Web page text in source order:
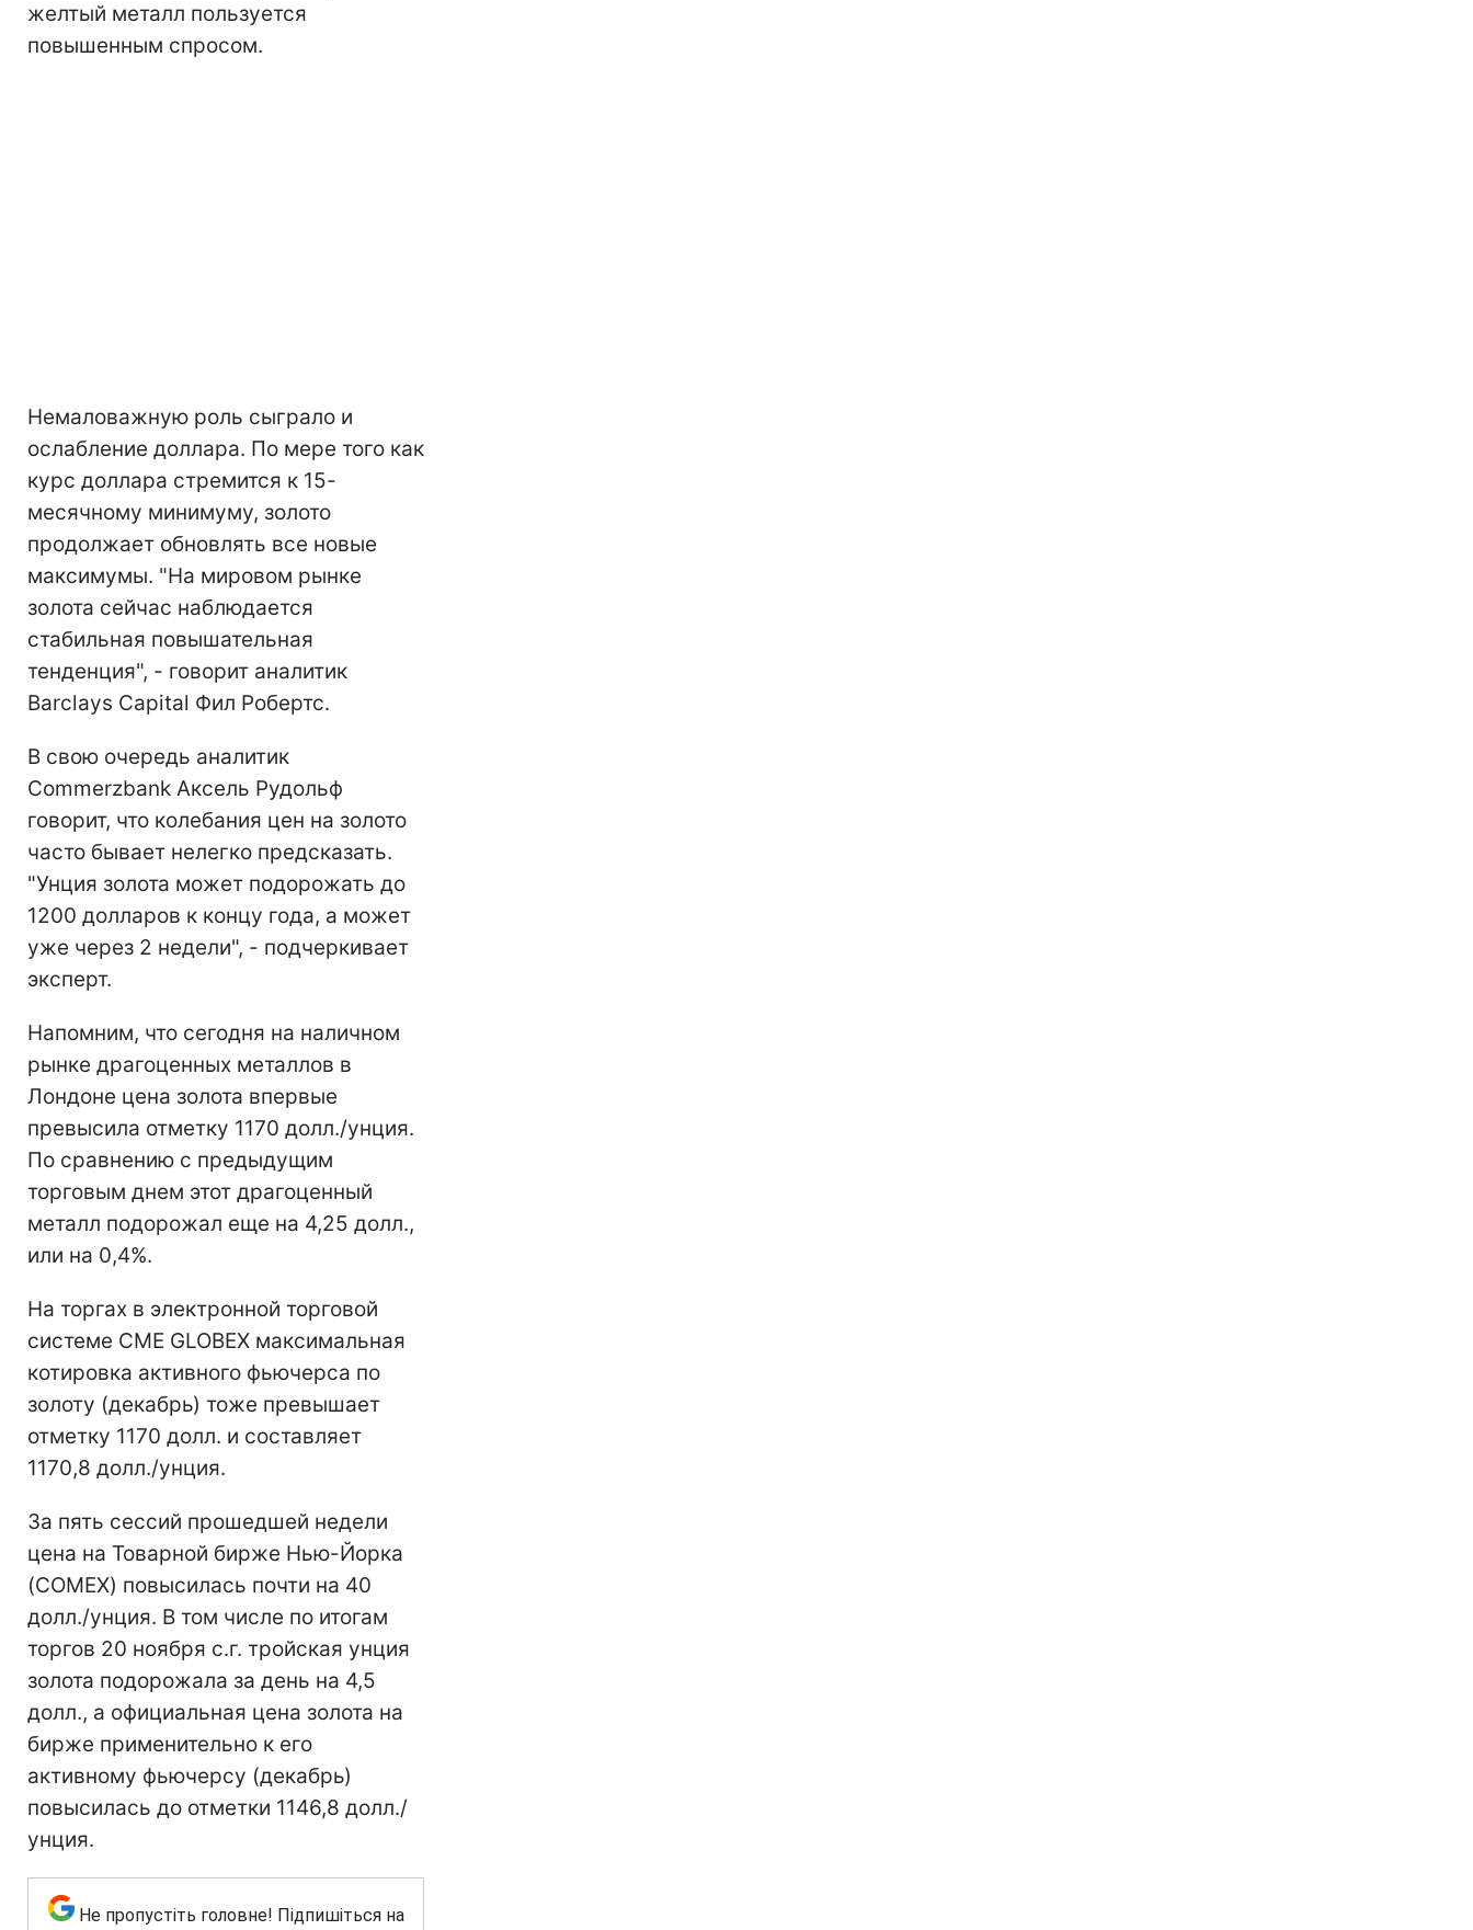
желтый металл пользуется
повышенным спросом.
Немаловажную роль сыграло и
ослабление доллара. По мере того как
курс доллара стремится к 15-
месячному минимуму, золото
продолжает обновлять все новые
максимумы. "На мировом рынке
золота сейчас наблюдается
стабильная повышательная
тенденция", - говорит аналитик
Barclays Capital Фил Робертс.
В свою очередь аналитик
Commerzbank Аксель Рудольф
говорит, что колебания цен на золото
часто бывает нелегко предсказать.
"Унция золота может подорожать до
1200 долларов к концу года, а может
уже через 2 недели", - подчеркивает
эксперт.
Напомним, что сегодня на наличном
рынке драгоценных металлов в
Лондоне цена золота впервые
превысила отметку 1170 долл./унция.
По сравнению с предыдущим
торговым днем этот драгоценный
металл подорожал еще на 4,25 долл.,
или на 0,4%.
На торгах в электронной торговой
системе CME GLOBEX максимальная
котировка активного фьючерса по
золоту (декабрь) тоже превышает
отметку 1170 долл. и составляет
1170,8 долл./унция.
За пять сессий прошедшей недели
цена на Товарной бирже Нью-Йорка
(COMEX) повысилась почти на 40
долл./унция. В том числе по итогам
торгов 20 ноября с.г. тройская унция
золота подорожала за день на 4,5
долл., а официальная цена золота на
бирже применительно к его
активному фьючерсу (декабрь)
повысилась до отметки 1146,8 долл./
унция.
Не пропустіть головне! Підпишіться на